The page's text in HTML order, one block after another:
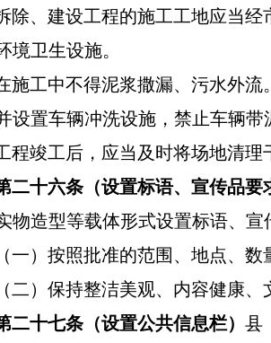
除、建设工程的施工工地应当经
境卫生设施。
施工中不得泥浆撒漏、污水外
设置车辆冲洗设施 ， 禁止车辆带
程竣工后，应当及时将场地清理
二十六条（设置标语、宣传品要
物造型等载体形式设置标语、
（一）按照批准的范围、地点、
（二）保持整洁美观、内容健康
二十七条（设置公共信息栏） 县